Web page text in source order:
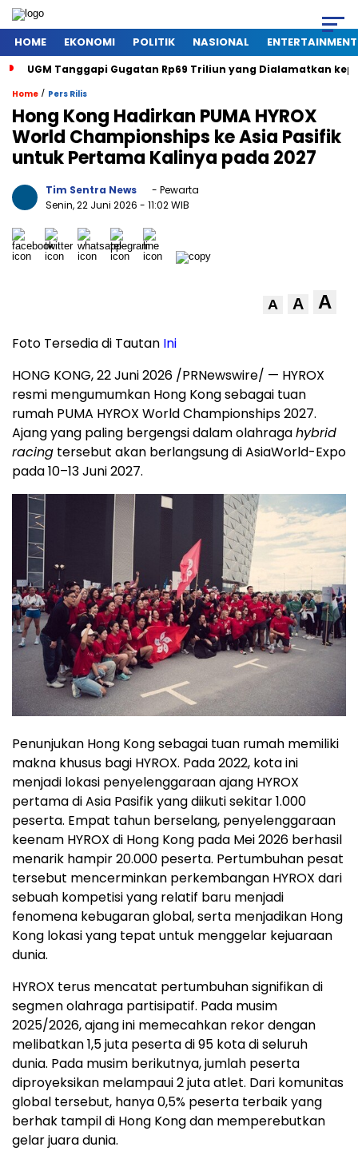
HOME EKONOMI POLITIK NASIONAL ENTERTAINMENT
UGM Tanggapi Gugatan Rp69 Triliun yang Dialamatkan
Home / Pers Rilis
Hong Kong Hadirkan PUMA HYROX
World Championships ke Asia Pasifik
untuk Pertama Kalinya pada 2027
Tim Sentra News
- Pewarta
Senin, 22 Juni 2026 - 11:02 WIB
A A A
Foto Tersedia di Tautan Ini
HONG KONG, 22 Juni 2026 /PRNewswire/ — HYROX
resmi mengumumkan Hong Kong sebagai tuan
rumah PUMA HYROX World Championships 2027.
Ajang yang paling bergengsi dalam olahragahybrid
racing tersebut akan berlangsung di AsiaWorld-Expo
pada 10–13 Juni 2027.
Penunjukan Hong Kong sebagai tuan rumah memiliki
makna khusus bagi HYROX. Pada 2022, kota ini
menjadi lokasi penyelenggaraan ajang HYROX
pertama di Asia Pasifik yang diikuti sekitar 1.000
peserta. Empat tahun berselang, penyelenggaraan
keenam HYROX di Hong Kong pada Mei 2026 berhasil
menarik hampir 20.000 peserta. Pertumbuhan pesat
tersebut mencerminkan perkembangan HYROX dari
sebuah kompetisi yang relatif baru menjadi
fenomena kebugaran global, serta menjadikan Hong
Kong lokasi yang tepat untuk menggelar kejuaraan
dunia.
HYROX terus mencatat pertumbuhan signifikan di
segmen olahraga partisipatif. Pada musim
2025/2026, ajang ini memecahkan rekor dengan
melibatkan 1,5 juta peserta di 95 kota di seluruh
dunia. Pada musim berikutnya, jumlah peserta
diproyeksikan melampaui 2 juta atlet. Dari komunitas
global tersebut, hanya 0,5% peserta terbaik yang
berhak tampil di Hong Kong dan memperebutkan
gelar juara dunia.